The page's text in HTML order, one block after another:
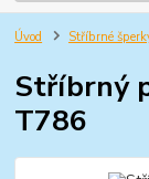
Úvod Stříbrné
Stříbrný
T786